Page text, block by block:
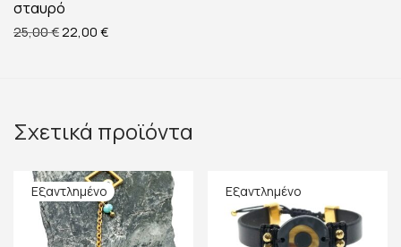
σταυρό
25,00€ Original price was: 25,00 €.
22,00 €Η τρέχουσα τιμή είναι: 22,00 €.
Σχετικά προϊόντα